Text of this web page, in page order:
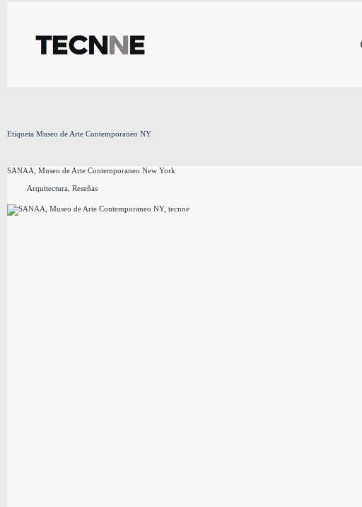
Etiqueta Museo de Arte Contemporaneo NY
SANAA, Museo de Arte Contemporaneo New York
Arquitectura, Reseñas